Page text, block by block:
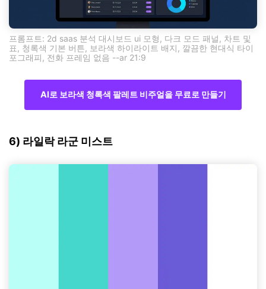
프롬프트: 2d saas 분석 대시보드 ui 모형, 다크 모드 패널, 차트 및
표, 청록색 기본 버튼, 보라색 하이라이트 배지, 깔끔한 현대식 타이
포그래피, 전화 프레임 없음 --ar 21:9
AI로 보라색 청록색 팔레트 비주얼을 무료로 만들기
6) 라일락 라군 미스트